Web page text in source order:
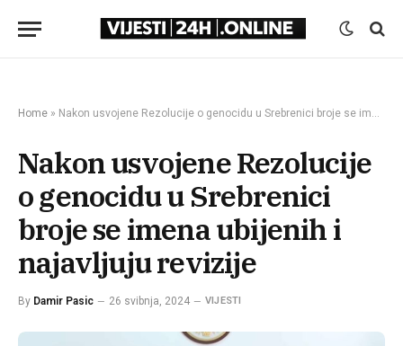
Home » Nakon usvojene Rezolucije o genocidu u Srebrenici broje se imena ubijenih i najavljuju revizije
Nakon usvojene Rezolucije
o genocidu u Srebrenici
broje se imena ubijenih i
najavljuju revizije
By Damir Pasic 26 svibnja, 2024 VIJESTI